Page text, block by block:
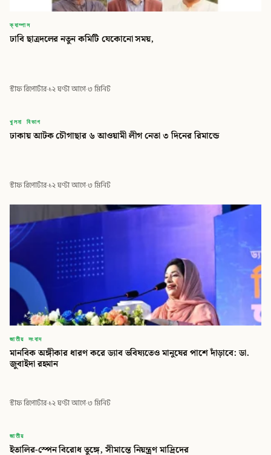
ক্যাম্পাস
ঢাবি ছাত্রদলের নতুন কমিটি যেকোনো সময়,
স্টাফ রিপোর্টার·১২ ঘণ্টা আগে·৩ মিনিট
বিডি
বিডি গ্লোবাল টাইমস
খুলনা বিভাগ
ঢাকায় আটক চৌগাছার ৬ আওয়ামী লীগ নেতা ৩ দিনের রিমান্ডে
স্টাফ রিপোর্টার·১২ ঘণ্টা আগে·৩ মিনিট
জাতীয় সংবাদ
মানবিক অঙ্গীকার ধারণ করে ড্যাব ভবিষ্যতেও মানুষের পাশে দাঁড়াবে: ডা.
জুবাইদা রহমান
স্টাফ রিপোর্টার·১২ ঘণ্টা আগে·৩ মিনিট
বিডি
বিডি গ্লোবাল টাইমস
জাতীয়
ইতালির-স্পেন বিরোধ তুঙ্গে, সীমান্তে নিয়ন্ত্রণ মাদ্রিদের